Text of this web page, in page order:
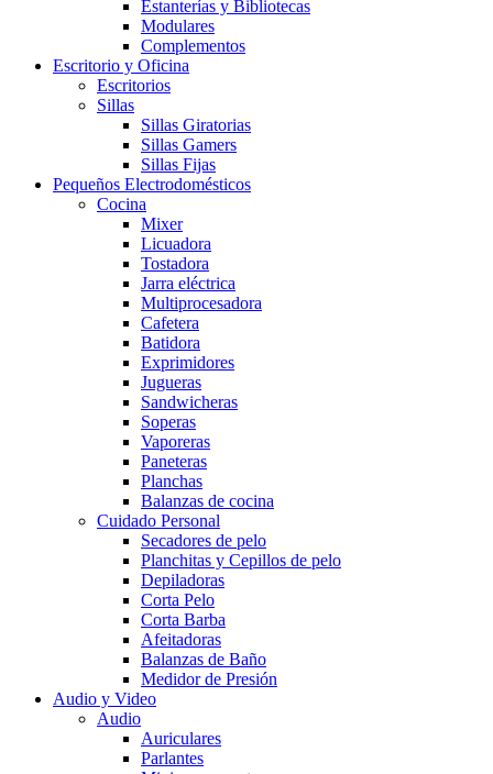
Estanterías y Bibliotecas
Modulares
Complementos
Escritorio y Oficina
Escritorios
Sillas
Sillas Giratorias
Sillas Gamers
Sillas Fijas
Pequeños Electrodomésticos
Cocina
Mixer
Licuadora
Tostadora
Jarra eléctrica
Multiprocesadora
Cafetera
Batidora
Exprimidores
Jugueras
Sandwicheras
Soperas
Vaporeras
Paneteras
Planchas
Balanzas de cocina
Cuidado Personal
Secadores de pelo
Planchitas y Cepillos de pelo
Depiladoras
Corta Pelo
Corta Barba
Afeitadoras
Balanzas de Baño
Medidor de Presión
Audio y Video
Audio
Auriculares
Parlantes